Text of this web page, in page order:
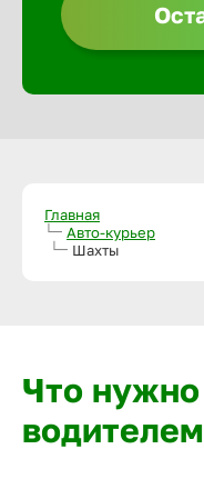
Главная
Авто-курьер
Шахты
Что